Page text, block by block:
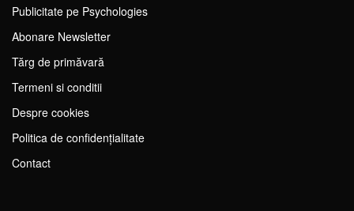
Publicitate pe Psychologies
Abonare Newsletter
Tărg de primăvară
Termeni si conditii
Despre cookies
Politica de confidențialitate
Contact